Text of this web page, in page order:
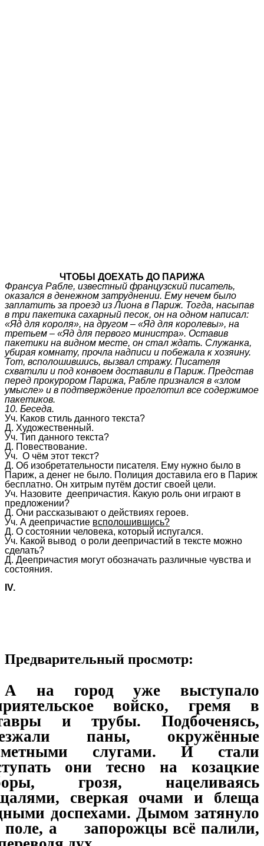
ЧТОБЫ ДОЕХАТЬ ДО ПАРИЖА
Франсуа Рабле, известный французский писатель,
оказался в денежном затруднении. Ему нечем было
заплатить за проезд из Лиона в Париж. Тогда, насыпав
в три пакетика сахарный песок, он на одном написал:
«Яд для короля», на другом – «Яд для королевы», на
третьем – «Яд для первого министра». Оставив
пакетики на видном месте, он стал ждать. Служанка,
убирая комнату, прочла надписи и побежала к хозяину.
Тот, всполошившись, вызвал стражу. Писателя
схватили и под конвоем доставили в Париж. Представ
перед прокурором Парижа, Рабле признался в «злом
умысле» и в подтверждение проглотил все содержимое
пакетиков.
10. Беседа.
Уч. Каков стиль данного текста?
Д. Художественный.
Уч. Тип данного текста?
Д. Повествование.
Уч. О чём этот текст?
Д. Об изобретательности писателя. Ему нужно было в
Париж, а денег не было. Полиция доставила его в Париж
бесплатно. Он хитрым путём достиг своей цели.
Уч. Назовите деепричастия. Какую роль они играют в
предложении?
Д. Они рассказывают о действиях героев.
Уч. А деепричастие всполошившись?
Д. О состоянии человека, который испугался.
Уч. Какой вывод о роли деепричастий в тексте можно
сделать?
Д. Деепричастия могут обозначать различные чувства и
состояния.
IV.
Предварительный просмотр:
А на город уже выступало
войско, гремя в
и трубы. Подбоченясь,
паны, окружённые
слугами. И стали
они тесно на козацкие
грозя, нацеливаясь
сверкая очами и блеща
доспехами. Дымом затянуло
поле, а запорожцы всё палили,